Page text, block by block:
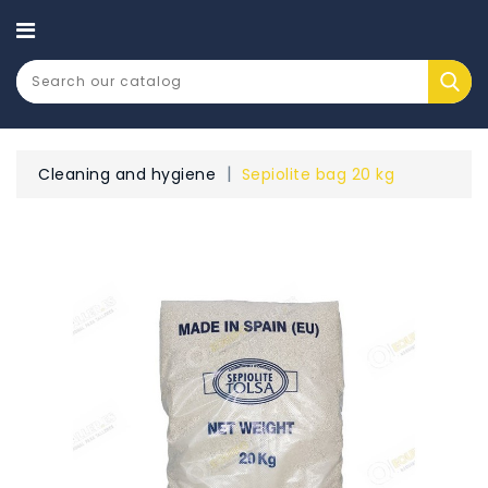
CATEGORY
Cleaning and hygiene Sepiolite bag 20 kg